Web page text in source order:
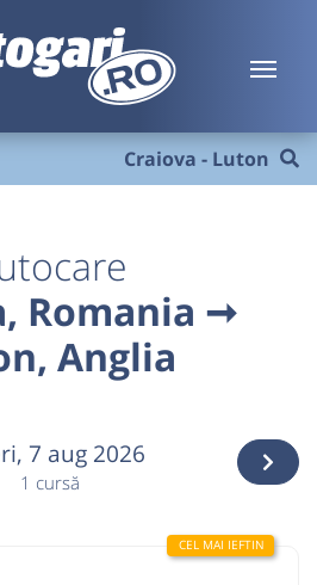
Craiova - Luton
Romania ➞
Anglia
7 aug 2026
1 cursă